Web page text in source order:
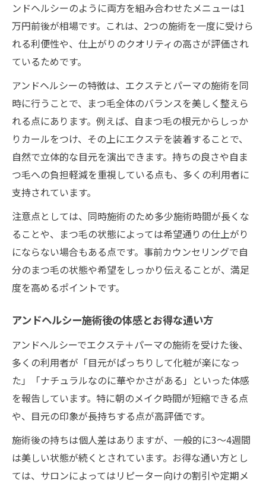
ンドヘルシーのように両方を組み合わせたメニューは1
万円前後が相場です。これは、2つの施術を一度に受けら
れる利便性や、仕上がりのクオリティの高さが評価され
ているためです。
アンドヘルシーの特徴は、エクステとパーマの施術を同
時に行うことで、まつ毛全体のバランスを美しく整えら
れる点にあります。例えば、自まつ毛の根元からしっか
りカールをつけ、その上にエクステを装着することで、
自然で立体的な目元を演出できます。持ちの良さや自ま
つ毛への負担軽減を重視している点も、多くの利用者に
支持されています。
注意点としては、同時施術のため多少施術時間が長くな
ることや、まつ毛の状態によっては希望通りの仕上がり
にならない場合もある点です。事前カウンセリングで自
分のまつ毛の状態や希望をしっかり伝えることが、満足
度を高めるポイントです。
アンドヘルシー施術後の体感とお得な通い方
アンドヘルシーでエクステ＋パーマの施術を受けた後、
多くの利用者が「目元がぱっちりして化粧が楽になっ
た」「ナチュラルなのに華やかさがある」といった体感
を報告しています。特に朝のメイク時間が短縮できる点
や、目元の印象が長持ちする点が高評価です。
施術後の持ちは個人差はありますが、一般的に3～4週間
は美しい状態が続くとされています。お得な通い方とし
ては、サロンによってはリピーター向けの割引や定期メ